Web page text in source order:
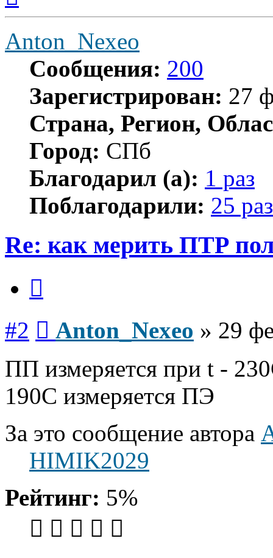
началу
Anton_Nexeo
Сообщения: 200
Зарегистрирован: 27
Страна, Регион,
Город: СПб
Благодарил (а): 1 раз
Поблагодарили: 25 раз
Re: как мерить ПТР
#2 Anton_Nexeo » 29
ПП измеряется при t -
190С измеряется ПЭ
За это сообщение автора
HIMIK2029
Рейтинг: 5%